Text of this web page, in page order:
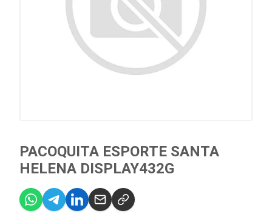
PACOQUITA ESPORTE SANTA
HELENA DISPLAY432G